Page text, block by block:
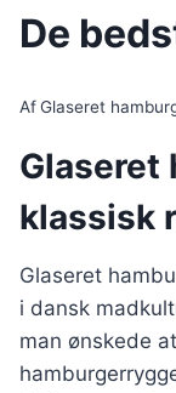
De
AfGlaseret
Glaseret
klassisk
Glaseret
i dansk
man ønskede